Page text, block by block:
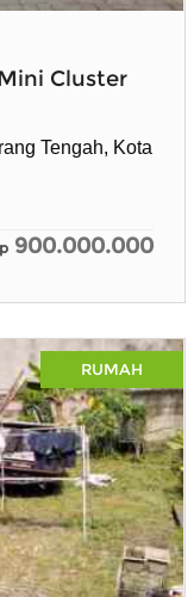
Cluster
Tengah, Kota
900.000.000
RUMAH